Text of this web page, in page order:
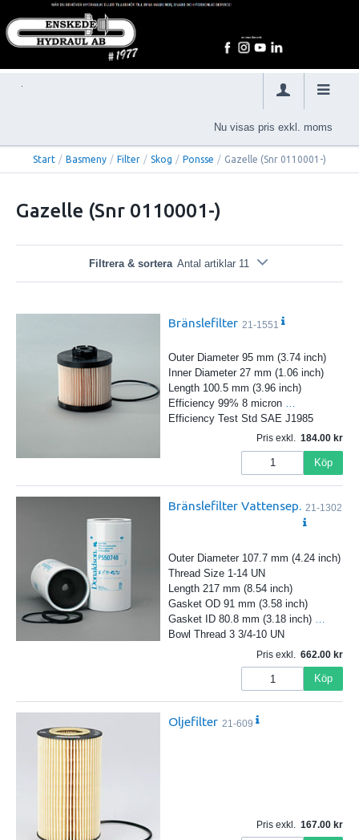
Nu visas pris exkl. moms
Start / Basmeny / Filter / Skog / Ponsse / Gazelle (Snr 0110001-)
Gazelle (Snr 0110001-)
Filtrera & sortera Antal artiklar 11
Bränslefilter 21-1551
Outer Diameter 95 mm (3.74 inch)
Inner Diameter 27 mm (1.06 inch)
Length 100.5 mm (3.96 inch)
Efficiency 99% 8 micron
Efficiency Test Std SAE J1985
Pris exkl. 184.00
Köp
Bränslefilter Vattensep. 21-1302
Outer Diameter 107.7 mm (4.24 inch)
Thread Size 1-14 UN
Length 217 mm (8.54 inch)
Gasket OD 91 mm (3.58 inch)
Gasket ID 80.8 mm (3.18 inch) …
Bowl Thread 3 3/4-10 UN
Pris exkl. 662.00
Köp
Oljefilter 21-609
Pris exkl. 167.00